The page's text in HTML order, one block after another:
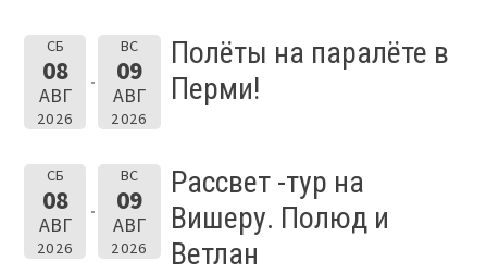
СБ
08
АВГ
2026
ВС
09
АВГ
2026
Полёты на паралёте в
Перми!
СБ
08
АВГ
2026
ВС
09
АВГ
2026
Рассвет -тур на
Вишеру. Полюд и
Ветлан